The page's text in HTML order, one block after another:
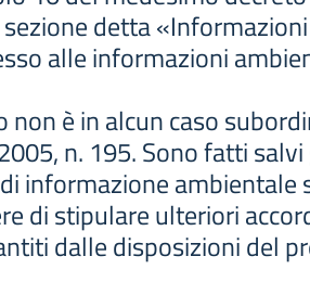
detta
alle informazioni
è in alcun caso
n. 195. Sono fatti
informazione ambientale
di stipulare ulteriori
dalle disposizioni del